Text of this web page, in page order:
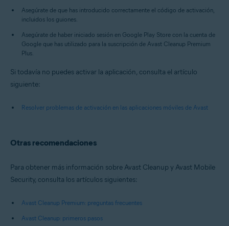
Asegúrate de que has introducido correctamente el código de activación,
incluidos los guiones.
Asegúrate de haber iniciado sesión en Google Play Store con la cuenta de
Google que has utilizado para la suscripción de Avast Cleanup Premium
Plus.
Si todavía no puedes activar la aplicación, consulta el artículo
siguiente:
Resolver problemas de activación en las aplicaciones móviles de Avast
Otras recomendaciones
Para obtener más información sobre Avast Cleanup y Avast Mobile
Security, consulta los artículos siguientes:
Avast Cleanup Premium: preguntas frecuentes
Avast Cleanup: primeros pasos